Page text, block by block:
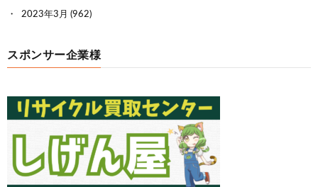
2023年3月 (962)
スポンサー企業様